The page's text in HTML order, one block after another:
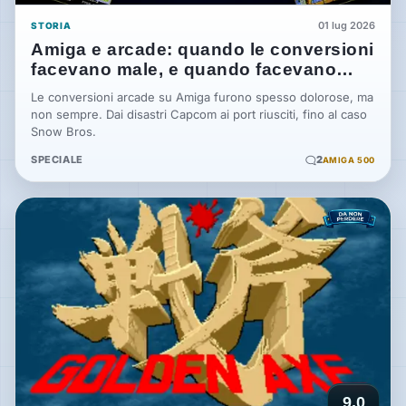
STORIA 01 lug 2026
Amiga e arcade: quando le conversioni
facevano male, e quando facevano
miracoli
Le conversioni arcade su Amiga furono spesso dolorose, ma
non sempre. Dai disastri Capcom ai port riusciti, fino al caso
Snow Bros.
SPECIALE 2AMIGA 500
9.0